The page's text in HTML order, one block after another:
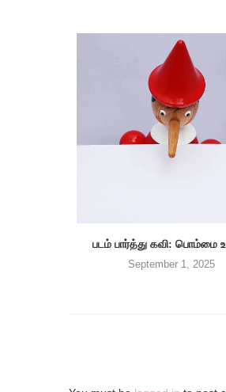
படம் பார்த்து கவி: பொம்மை
September 1, 2025